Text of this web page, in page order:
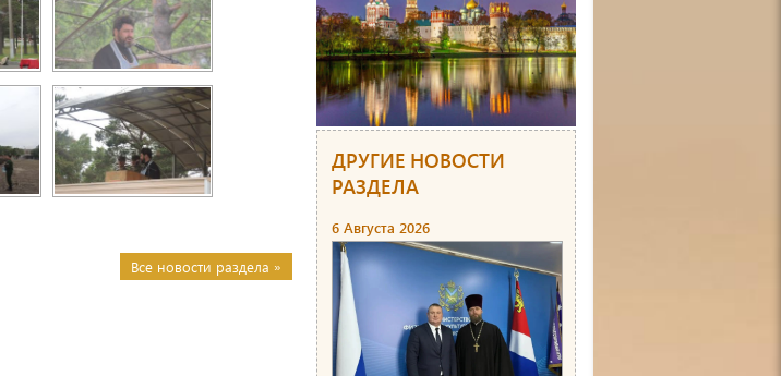
Все новости раздела »
ДРУГИЕ НОВОСТИ
РАЗДЕЛА
6 Августа 2026